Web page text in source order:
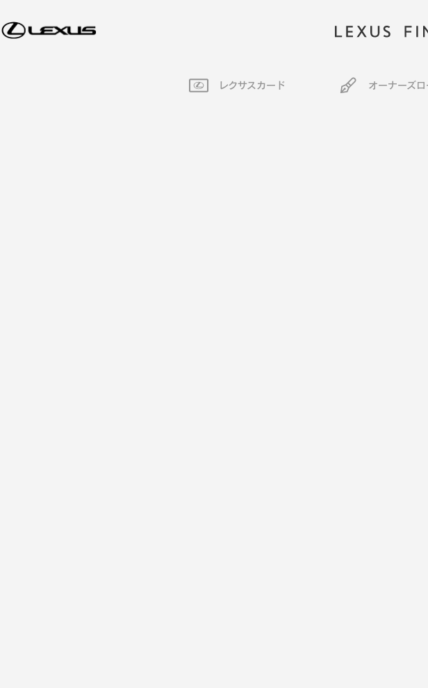
レクサスカード オーナーズロ